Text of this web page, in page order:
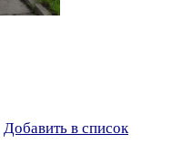
Добавить в список